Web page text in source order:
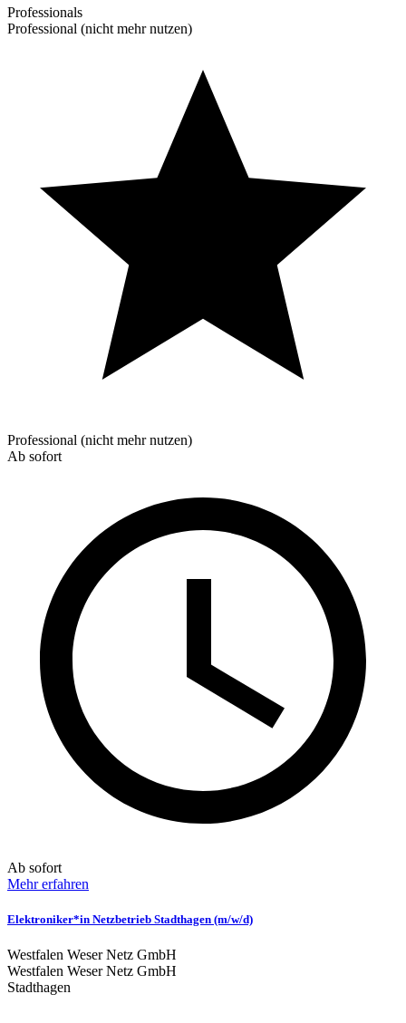
Professionals
Professional (nicht mehr nutzen)
Professional (nicht mehr nutzen)
Ab sofort
Ab sofort
Mehr erfahren
Elektroniker*in Netzbetrieb Stadthagen (m/w/d)
Westfalen Weser Netz GmbH
Westfalen Weser Netz GmbH
Stadthagen